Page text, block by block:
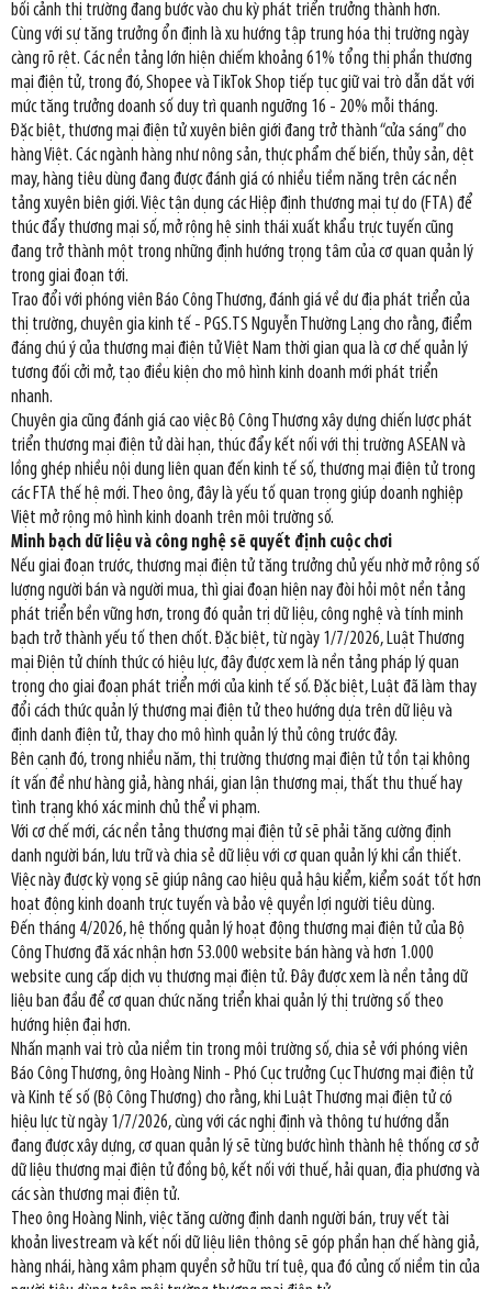
bối cảnh thị trường đang bước vào chu kỳ phát triển trưởng thành hơn.
Cùng với sự tăng trưởng ổn định là xu hướng tập trung hóa thị trường ngày
càng rõ rệt. Các nền tảng lớn hiện chiếm khoảng 61% tổng thị phần thương
mại điện tử, trong đó, Shopee và TikTok Shop tiếp tục giữ vai trò dẫn dắt với
mức tăng trưởng doanh số duy trì quanh ngưỡng 16 - 20% mỗi tháng.
Đặc biệt, thương mại điện tử xuyên biên giới đang trở thành “cửa sáng” cho
hàng Việt. Các ngành hàng như nông sản, thực phẩm chế biến, thủy sản, dệt
may, hàng tiêu dùng đang được đánh giá có nhiều tiềm năng trên các nền
tảng xuyên biên giới. Việc tận dụng các Hiệp định thương mại tự do (FTA) để
thúc đẩy thương mại số, mở rộng hệ sinh thái xuất khẩu trực tuyến cũng
đang trở thành một trong những định hướng trọng tâm của cơ quan quản lý
trong giai đoạn tới.
Trao đổi với phóng viên Báo Công Thương, đánh giá về dư địa phát triển của
thị trường, chuyên gia kinh tế - PGS.TS Nguyễn Thường Lạng cho rằng, điểm
đáng chú ý của thương mại điện tử Việt Nam thời gian qua là cơ chế quản lý
tương đối cởi mở, tạo điều kiện cho mô hình kinh doanh mới phát triển
nhanh.
Chuyên gia cũng đánh giá cao việc Bộ Công Thương xây dựng chiến lược phát
triển thương mại điện tử dài hạn, thúc đẩy kết nối với thị trường ASEAN và
lồng ghép nhiều nội dung liên quan đến kinh tế số, thương mại điện tử trong
các FTA thế hệ mới. Theo ông, đây là yếu tố quan trọng giúp doanh nghiệp
Việt mở rộng mô hình kinh doanh trên môi trường số.
Minh bạch dữ liệu và công nghệ sẽ quyết định cuộc chơi
Nếu giai đoạn trước, thương mại điện tử tăng trưởng chủ yếu nhờ mở rộng số
lượng người bán và người mua, thì giai đoạn hiện nay đòi hỏi một nền tảng
phát triển bền vững hơn, trong đó quản trị dữ liệu, công nghệ và tính minh
bạch trở thành yếu tố then chốt. Đặc biệt, từ ngày 1/7/2026, Luật Thương
mại Điện tử chính thức có hiệu lực, đây được xem là nền tảng pháp lý quan
trọng cho giai đoạn phát triển mới của kinh tế số. Đặc biệt, Luật đã làm thay
đổi cách thức quản lý thương mại điện tử theo hướng dựa trên dữ liệu và
định danh điện tử, thay cho mô hình quản lý thủ công trước đây.
Bên cạnh đó, trong nhiều năm, thị trường thương mại điện tử tồn tại không
ít vấn đề như hàng giả, hàng nhái, gian lận thương mại, thất thu thuế hay
tình trạng khó xác minh chủ thể vi phạm.
Với cơ chế mới, các nền tảng thương mại điện tử sẽ phải tăng cường định
danh người bán, lưu trữ và chia sẻ dữ liệu với cơ quan quản lý khi cần thiết.
Việc này được kỳ vọng sẽ giúp nâng cao hiệu quả hậu kiểm, kiểm soát tốt hơn
hoạt động kinh doanh trực tuyến và bảo vệ quyền lợi người tiêu dùng.
Đến tháng 4/2026, hệ thống quản lý hoạt động thương mại điện tử của Bộ
Công Thương đã xác nhận hơn 53.000 website bán hàng và hơn 1.000
website cung cấp dịch vụ thương mại điện tử. Đây được xem là nền tảng dữ
liệu ban đầu để cơ quan chức năng triển khai quản lý thị trường số theo
hướng hiện đại hơn.
Nhấn mạnh vai trò của niềm tin trong môi trường số, chia sẻ với phóng viên
Báo Công Thương, ông Hoàng Ninh - Phó Cục trưởng Cục Thương mại điện tử
và Kinh tế số (Bộ Công Thương) cho rằng, khi Luật Thương mại điện tử có
hiệu lực từ ngày 1/7/2026, cùng với các nghị định và thông tư hướng dẫn
đang được xây dựng, cơ quan quản lý sẽ từng bước hình thành hệ thống cơ sở
dữ liệu thương mại điện tử đồng bộ, kết nối với thuế, hải quan, địa phương và
các sàn thương mại điện tử.
Theo ông Hoàng Ninh, việc tăng cường định danh người bán, truy vết tài
khoản livestream và kết nối dữ liệu liên thông sẽ góp phần hạn chế hàng giả,
hàng nhái, hàng xâm phạm quyền sở hữu trí tuệ, qua đó củng cố niềm tin của